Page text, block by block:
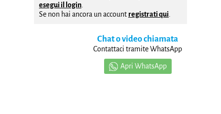
esegui il login
Se non hai ancora un account registrati qui
Chat o video chiamata
Contattaci tramite WhatsApp
Apri WhatsApp